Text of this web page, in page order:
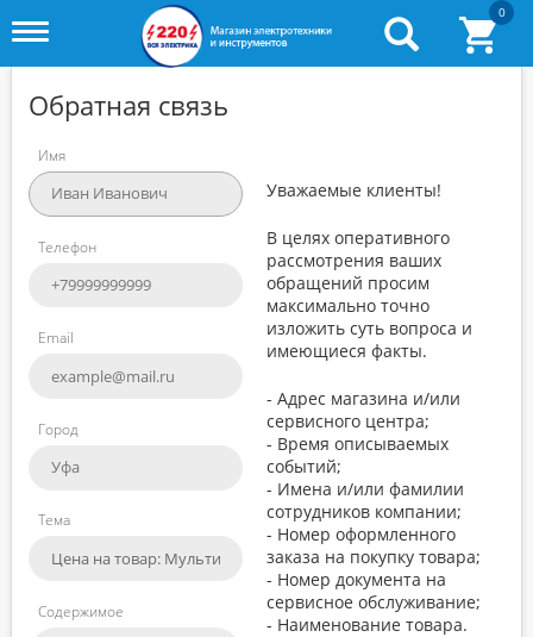
Toggle
0
Обратная связь
Имя
Телефон
Email
Город
Тема
Содержимое
Уважаемые клиенты!
В целях оперативного
рассмотрения ваших
обращений просим
максимально точно
изложить суть вопроса и
имеющиеся факты.
- Адрес магазина и/или
сервисного центра;
- Время описываемых
событий;
- Имена и/или фамилии
сотрудников компании;
- Номер оформленного
заказа на покупку товара;
- Номер документа на
сервисное обслуживание;
- Наименование товара.